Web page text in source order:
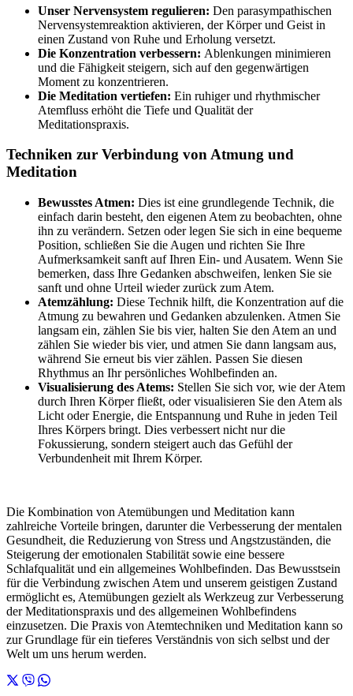
Unser Nervensystem regulieren: Den parasympathischen
Nervensystemreaktion aktivieren, der Körper und Geist in
einen Zustand von Ruhe und Erholung versetzt.
Die Konzentration verbessern: Ablenkungen minimieren
und die Fähigkeit steigern, sich auf den gegenwärtigen
Moment zu konzentrieren.
Die Meditation vertiefen: Ein ruhiger und rhythmischer
Atemfluss erhöht die Tiefe und Qualität der
Meditationspraxis.
Techniken zur Verbindung von Atmung und
Meditation
Bewusstes Atmen: Dies ist eine grundlegende Technik, die
einfach darin besteht, den eigenen Atem zu beobachten, ohne
ihn zu verändern. Setzen oder legen Sie sich in eine bequeme
Position, schließen Sie die Augen und richten Sie Ihre
Aufmerksamkeit sanft auf Ihren Ein- und Ausatem. Wenn Sie
bemerken, dass Ihre Gedanken abschweifen, lenken Sie sie
sanft und ohne Urteil wieder zurück zum Atem.
Atemzählung: Diese Technik hilft, die Konzentration auf die
Atmung zu bewahren und Gedanken abzulenken. Atmen Sie
langsam ein, zählen Sie bis vier, halten Sie den Atem an und
zählen Sie wieder bis vier, und atmen Sie dann langsam aus,
während Sie erneut bis vier zählen. Passen Sie diesen
Rhythmus an Ihr persönliches Wohlbefinden an.
Visualisierung des Atems: Stellen Sie sich vor, wie der Atem
durch Ihren Körper fließt, oder visualisieren Sie den Atem als
Licht oder Energie, die Entspannung und Ruhe in jeden Teil
Ihres Körpers bringt. Dies verbessert nicht nur die
Fokussierung, sondern steigert auch das Gefühl der
Verbundenheit mit Ihrem Körper.
Die Kombination von Atemübungen und Meditation kann
zahlreiche Vorteile bringen, darunter die Verbesserung der mentalen
Gesundheit, die Reduzierung von Stress und Angstzuständen, die
Steigerung der emotionalen Stabilität sowie eine bessere
Schlafqualität und ein allgemeines Wohlbefinden. Das Bewusstsein
für die Verbindung zwischen Atem und unserem geistigen Zustand
ermöglicht es, Atemübungen gezielt als Werkzeug zur Verbesserung
der Meditationspraxis und des allgemeinen Wohlbefindens
einzusetzen. Die Praxis von Atemtechniken und Meditation kann so
zur Grundlage für ein tieferes Verständnis von sich selbst und der
Welt um uns herum werden.